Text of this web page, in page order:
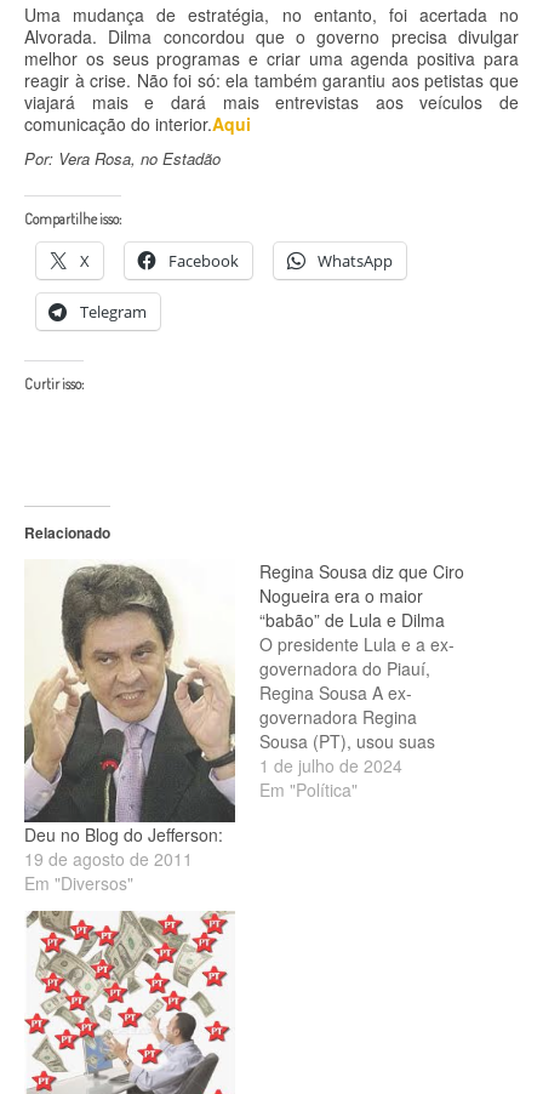
Uma mudança de estratégia, no entanto, foi acertada no
Alvorada. Dilma concordou que o governo precisa divulgar
melhor os seus programas e criar uma agenda positiva para
reagir à crise. Não foi só: ela também garantiu aos petistas que
viajará mais e dará mais entrevistas aos veículos de
comunicação do interior.Aqui
Por: Vera Rosa, no Estadão
Compartilhe isso:
X Facebook WhatsApp
Telegram
Curtir isso:
Relacionado
Deu no Blog do Jefferson:
19 de agosto de 2011
Em "Diversos"
Regina Sousa diz que Ciro
Nogueira era o maior
“babão” de Lula e Dilma
O presidente Lula e a ex-
governadora do Piauí,
Regina Sousa A ex-
governadora Regina
Sousa (PT), usou suas
redes sociais para passar
uma descompostura no
1 de julho de 2024
Em "Política"